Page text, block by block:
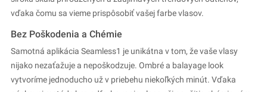
vďaka čomu sa vieme prispôsobiť vašej farbe vlasov.
Bez Poškodenia a Chémie
Samotná aplikácia Seamless1 je unikátna v tom, že vaše vlasy
nijako nezaťažuje a nepoškodzuje. Ombré a balayage look
vytvoríme jednoducho už v priebehu niekoľkých minút. Vďaka